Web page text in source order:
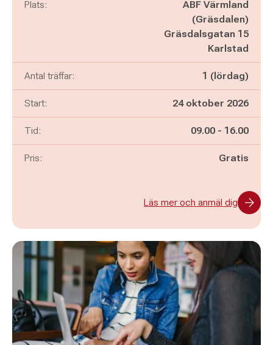
Plats:
ABF Värmland
(Gräsdalen)
Gräsdalsgatan 15
Karlstad
Antal träffar: 1 (lördag)
Start: 24 oktober 2026
Tid: Pågår mellan
09.00 - och
16.00
Pris: Gratis
Läs mer och anmäl dig